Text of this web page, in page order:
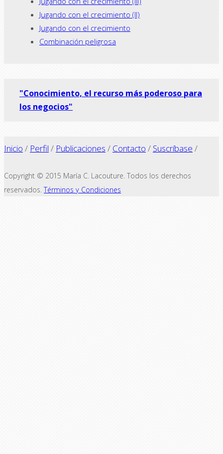
Jugando con el crecimiento (II)
Jugando con el crecimiento
Combinación peligrosa
"Conocimiento, el recurso más poderoso para
los negocios"
Inicio / Perfil / Publicaciones / Contacto / Suscríbase /
Copyright © 2015 María C. Lacouture. Todos los derechos
reservados.Términos y Condiciones